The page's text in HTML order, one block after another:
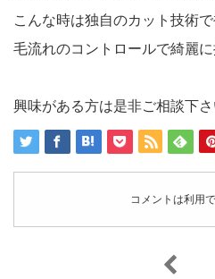
こんな時は独自のカット技術
毛流れのコントロールで綺麗に
興味がある方は是非ご相談下さ
コメントは利用